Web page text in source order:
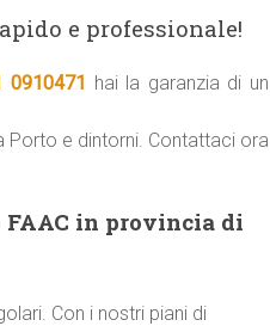
e professionale!
0910471 hai la garanzia di un
Porto e dintorni. Contattaci ora
in provincia di
Con i nostri piani di